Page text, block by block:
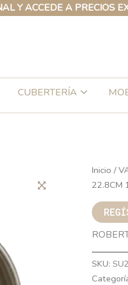
A PRECIOS
CUBERTERÍA
Inicio /
22.8CM
SKU: